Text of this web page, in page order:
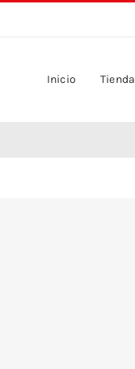
Inicio Tienda